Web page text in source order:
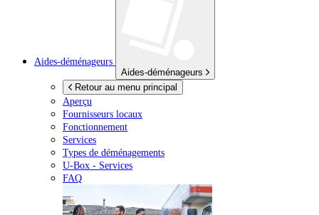
Aides-déménageurs
Aides-déménageurs
Retour au menu principal
Aperçu
Fournisseurs locaux
Fonctionnement
Services
Types de déménagements
U-Box - Services
FAQ